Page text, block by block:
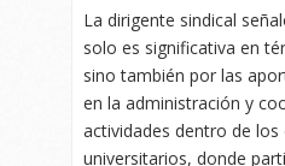
La dirigente sindical
solo es significativa en
sino también por las
en la administración y
actividades dentro de los
universitarios, donde